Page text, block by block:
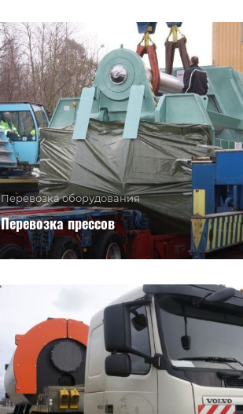
Перевозка оборудования
Перевозка прессов